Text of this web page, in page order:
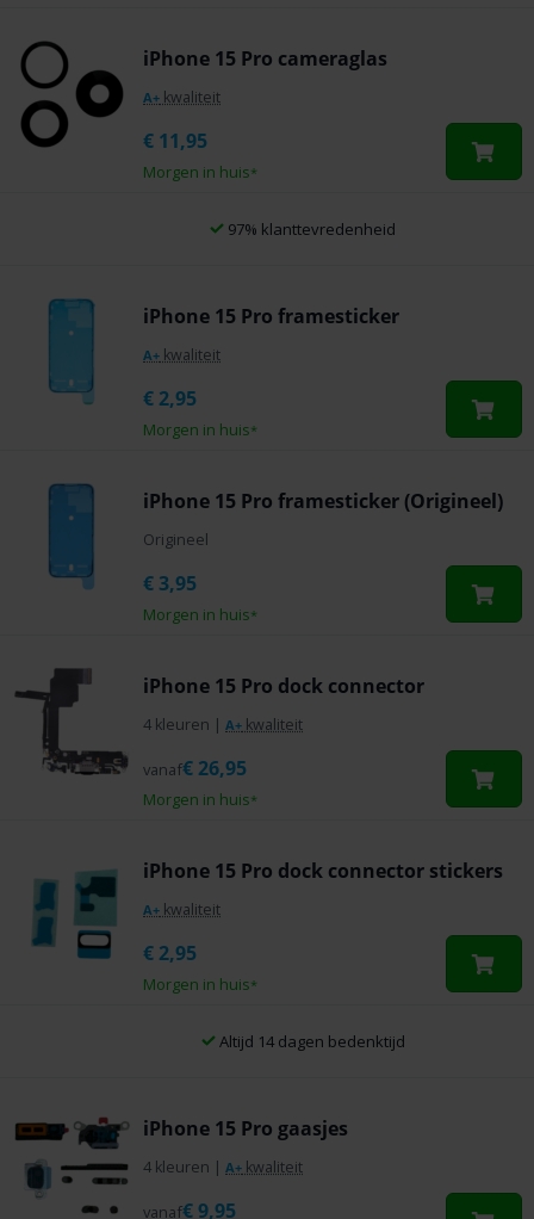
iPhone 15 Pro cameraglas
A+ kwaliteit
Morgen in huis*
€ 11,95
iPhone 15 Pro framesticker
A+ kwaliteit
Morgen in huis*
€ 2,95
iPhone 15 Pro framesticker (Origineel)
Origineel
Morgen in huis*
€3,95
97% klanttevredenheid
iPhone 15 Pro dock connector
4 kleuren | A+ kwaliteit
Morgen in huis*
vanaf€ 26,95
iPhone 15 Pro dock connector stickers
A+ kwaliteit
Morgen in huis*
€ 2,95
iPhone 15 Pro gaasjes
4 kleuren | A+ kwaliteit
vanaf€9,95
Altijd 14 dagen bedenktijd